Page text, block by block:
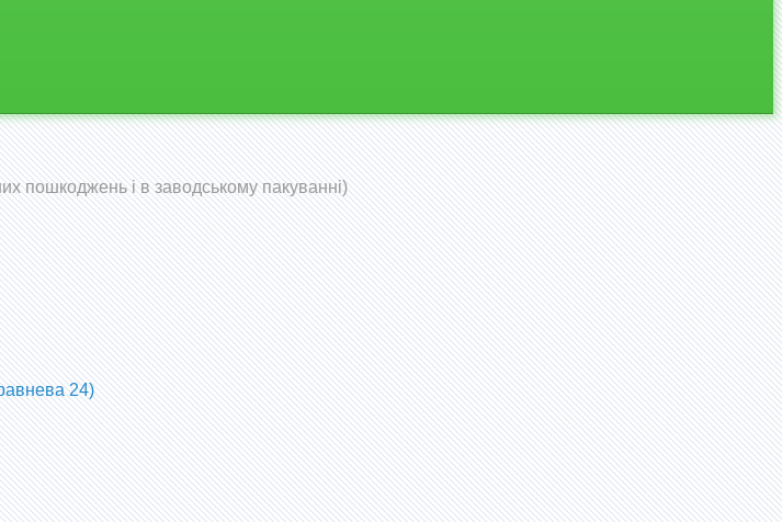
пошкоджень і в заводському пакуванні)
24)